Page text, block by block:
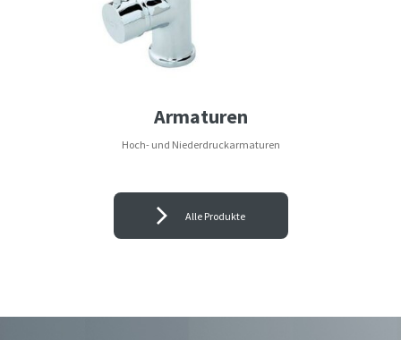
Armaturen
Hoch- und Niederdruckarmaturen
Alle Produkte